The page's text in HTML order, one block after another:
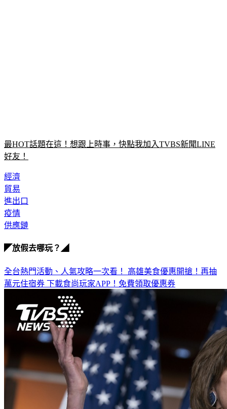
最HOT話題在這！想跟上時事，快點我加入TVBS新聞LINE
好友！
經濟
貿易
進出口
疫情
供應鏈
◤放假去哪玩？◢
全台熱門活動、人氣攻略一次看！ 高雄美食優惠開搶！再抽
萬元住宿券 下載食尚玩家APP！免費領取優惠券